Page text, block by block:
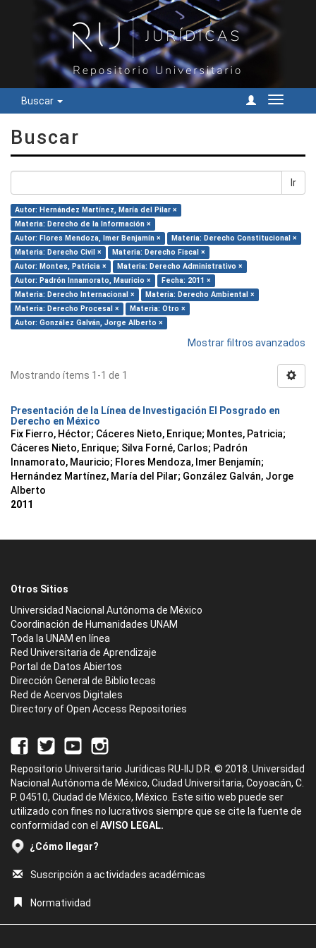
Buscar
Cambiar
Buscar
Ir
Autor: Hernández Martínez, María del Pilar ×
Materia: Derecho de la Información ×
Autor: Flores Mendoza, Imer Benjamín ×
Materia: Derecho Constitucional ×
Materia: Derecho Civil ×
Materia: Derecho Fiscal ×
Autor: Montes, Patricia ×
Materia: Derecho Administrativo ×
Autor: Padrón Innamorato, Mauricio ×
Fecha: 2011 ×
Materia: Derecho Internacional ×
Materia: Derecho Ambiental ×
Materia: Derecho Procesal ×
Materia: Otro ×
Autor: González Galván, Jorge Alberto ×
Mostrar filtros avanzados
Mostrando ítems 1-1 de 1
Presentación de la Línea de Investigación El Posgrado en
Derecho en México
Fix Fierro, Héctor; Cáceres Nieto, Enrique; Montes, Patricia;
Cáceres Nieto, Enrique; Silva Forné, Carlos; Padrón
Innamorato, Mauricio; Flores Mendoza, Imer Benjamín;
Hernández Martínez, María del Pilar; González Galván, Jorge
Alberto
2011
Otros Sitios
Universidad Nacional Autónoma de México
Coordinación de Humanidades UNAM
Toda la UNAM en línea
Red Universitaria de Aprendizaje
Portal de Datos Abiertos
Dirección General de Bibliotecas
Red de Acervos Digitales
Directory of Open Access Repositories
Repositorio Universitario Jurídicas RU-IIJ D.R. © 2018. Universidad
Nacional Autónoma de México, Ciudad Universitaria, Coyoacán, C.
P. 04510, Ciudad de México, México. Este sitio web puede ser
utilizado con fines no lucrativos siempre que se cite la fuente de
conformidad con el AVISO LEGAL.
¿Cómo llegar?
Suscripción a actividades académicas
Normatividad